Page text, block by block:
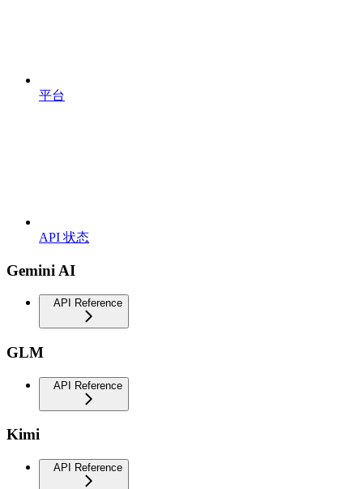
平台
API 状态
Gemini AI
API Reference
GLM
API Reference
Kimi
API Reference